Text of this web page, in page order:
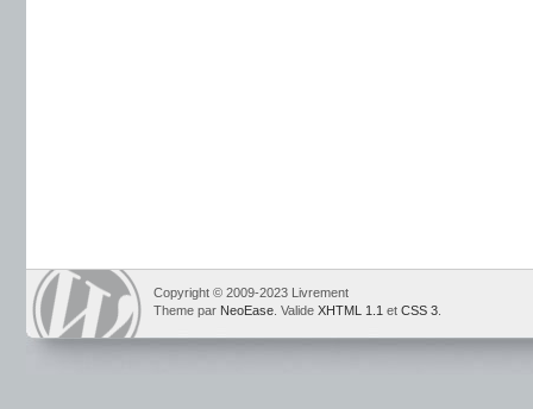
Copyright © 2009-2023 Livrement
Theme par NeoEase . Valide XHTML 1.1 et CSS 3